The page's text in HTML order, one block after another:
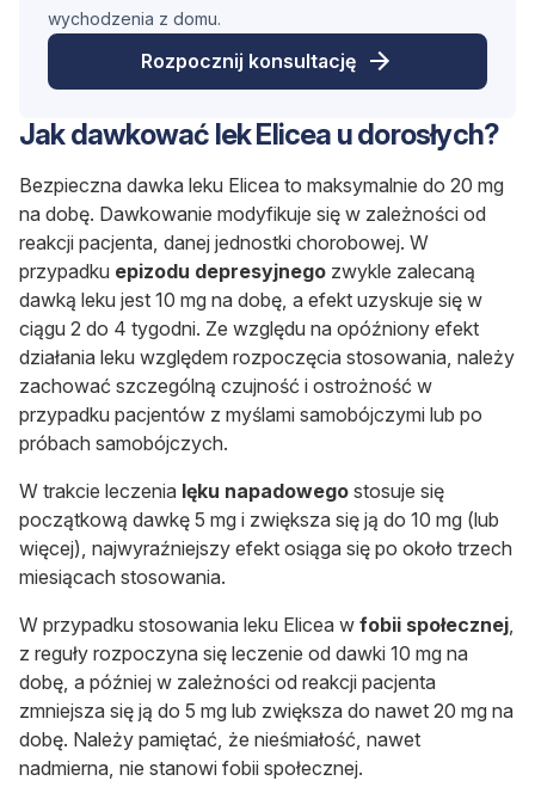
wychodzenia z domu.
Rozpocznij konsultację
Jak dawkować lek Elicea u dorosłych?
Bezpieczna dawka leku Elicea to maksymalnie do 20 mg
na dobę. Dawkowanie modyfikuje się w zależności od
reakcji pacjenta, danej jednostki chorobowej. W
przypadku epizodu depresyjnego zwykle zalecaną
dawką leku jest 10 mg na dobę, a efekt uzyskuje się w
ciągu 2 do 4 tygodni. Ze względu na opóźniony efekt
działania leku względem rozpoczęcia stosowania, należy
zachować szczególną czujność i ostrożność w
przypadku pacjentów z myślami samobójczymi lub po
próbach samobójczych.
W trakcie leczenia lęku napadowego stosuje się
początkową dawkę 5 mg i zwiększa się ją do 10 mg (lub
więcej), najwyraźniejszy efekt osiąga się po około trzech
miesiącach stosowania.
W przypadku stosowania leku Elicea w fobii społecznej
z reguły rozpoczyna się leczenie od dawki 10 mg na
dobę, a później w zależności od reakcji pacjenta
zmniejsza się ją do 5 mg lub zwiększa do nawet 20 mg na
dobę. Należy pamiętać, że nieśmiałość, nawet
nadmierna, nie stanowi fobii społecznej.